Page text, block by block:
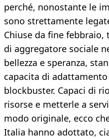
perché, nonostante le
sono strettamente
Chiuse da fine
di aggregatore sociale
bellezza e speranza,
capacita di
blockbuster. Capaci di
risorse e metterle a
modo originale, ecco
Italia hanno adottato,